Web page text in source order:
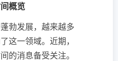
概览
勃发展，越来越多
这一领域。近期，
的消息备受关注。